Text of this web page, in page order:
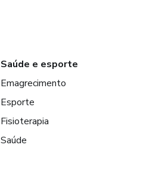
Saúde e esporte
Emagrecimento
Esporte
Fisioterapia
Saúde